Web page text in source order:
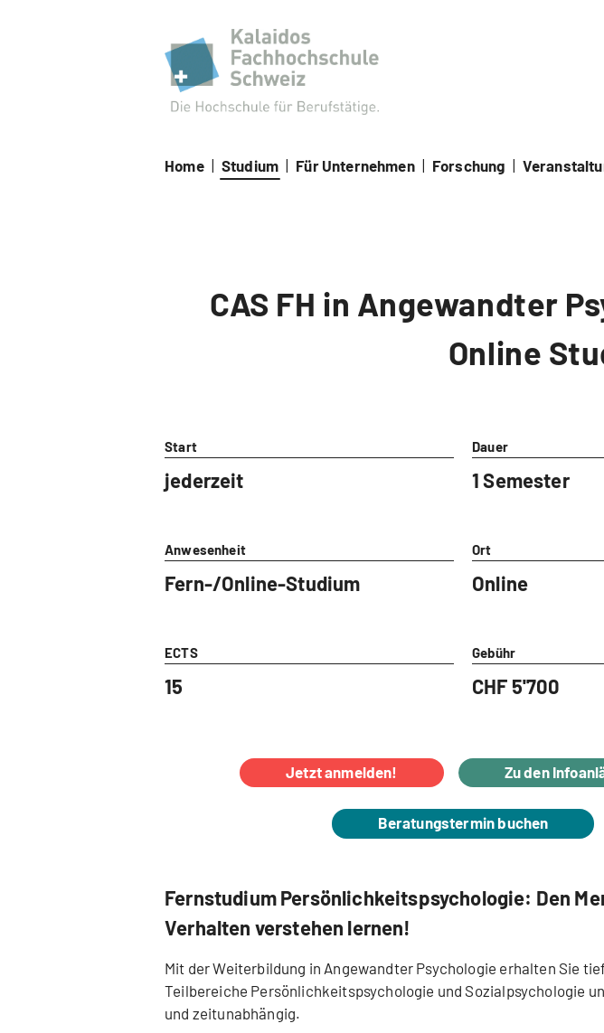
Home | Studium | Für Unternehmen | Forschung |
CAS FH in Angewandter
Online
Start
jederzeit
Dauer
1 Semester
Anwesenheit
Fern-/Online-Studium
Ort
Online
ECTS
15
Gebühr
CHF 5'700
Jetzt anmelden! Zu den
Beratungstermin buchen
Fernstudium Persönlichkeitspsychologie: Den
Verhalten verstehen lernen!
Mit der Weiterbildung in Angewandter Psychologie erhalten Sie
Teilbereiche Persönlichkeitspsychologie und Sozialpsychologie
und zeitunabhängig.